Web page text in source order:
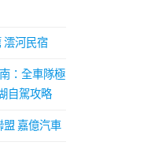
澐河民宿
：全車隊極
自駕攻略
嘉億汽車